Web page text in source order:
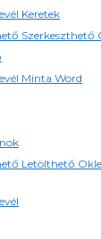
Keretek
Szerkeszthető
Minta Word
Letölthető